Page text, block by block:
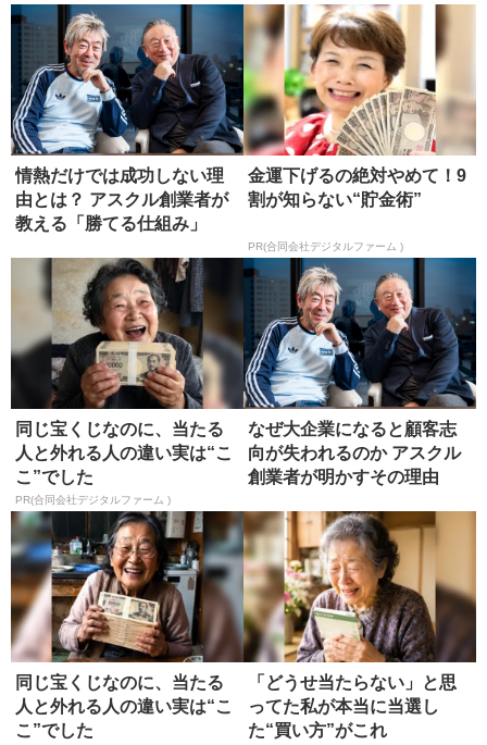
情熱だけでは成功しない理
由とは？ アスクル創業者が
教える「勝てる仕組み」
金運下げるの絶対やめて！9
割が知らない“貯金術”
PR(合同会社デジタルファーム )
同じ宝くじなのに、当たる
人と外れる人の違い実は“こ
こ”でした
PR(合同会社デジタルファーム )
なぜ大企業になると顧客志
向が失われるのか アスクル
創業者が明かすその理由
同じ宝くじなのに、当たる
人と外れる人の違い実は“こ
こ”でした
「どうせ当たらない」と思
ってた私が本当に当選し
た“買い方”がこれ